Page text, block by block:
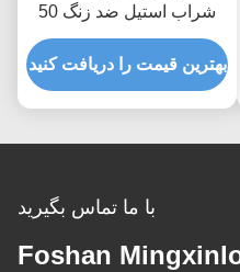
شراب استیل ضد زنگ 50
هرتز 220 ولت ضد اثر
انگشت
بهترین قیمت را دریافت کنید
با ما تماس بگیرید
Foshan